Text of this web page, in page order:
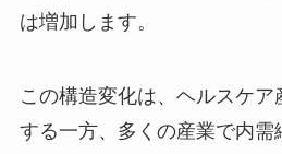
は増加します。
この構造変化は、ヘルスケア
する一方、多くの産業で内需